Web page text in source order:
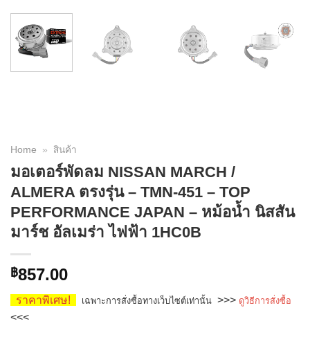
Home » สินค้า
มอเตอร์พัดลม NISSAN MARCH /
ALMERA ตรงรุ่น – TMN-451 – TOP
PERFORMANCE JAPAN – หม้อน้ำ นิสสัน
มาร์ช อัลเมร่า ไฟฟ้า 1HC0B
฿857.00
ราคาพิเศษ! เฉพาะการสั่งซื้อทางเว็บไซต์เท่านั้น >>> ดูวิธีการสั่งซื้อ
<<<